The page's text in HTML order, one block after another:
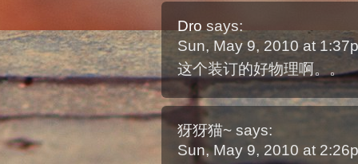
Dro says:
Sun, May 9, 2010 at
这个装订的好物理啊。。
犽犽猫~ says:
Sun, May 9, 2010 at